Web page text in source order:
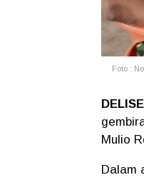
Foto :
Mulio
Dalam